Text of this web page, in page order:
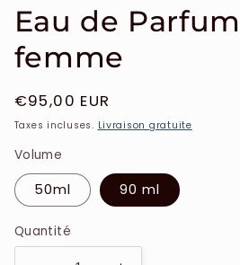
Eau de
femme
Prix
habituel
€95,00 EUR
Taxes incluses. Livraison gratuite
Volume
50ml 90 ml
Quantité